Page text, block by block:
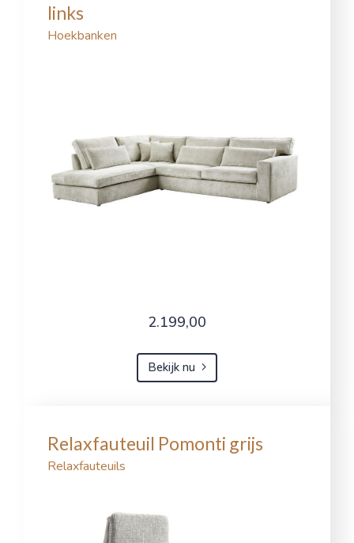
links
Hoekbanken
2.199,00
Bekijk nu
Relaxfauteuil Pomonti grijs
Relaxfauteuils